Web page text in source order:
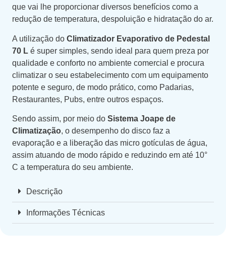
que vai lhe proporcionar diversos benefícios como a
redução de temperatura, despoluição e hidratação do ar.
A utilização do Climatizador Evaporativo de Pedestal
70 L é super simples, sendo ideal para quem preza por
qualidade e conforto no ambiente comercial e procura
climatizar o seu estabelecimento com um equipamento
potente e seguro, de modo prático, como Padarias,
Restaurantes, Pubs, entre outros espaços.
Sendo assim, por meio do Sistema Joape de
Climatização, o desempenho do disco faz a
evaporação e a liberação das micro gotículas de água,
assim atuando de modo rápido e reduzindo em até 10°
C a temperatura do seu ambiente.
Descrição
Informações Técnicas